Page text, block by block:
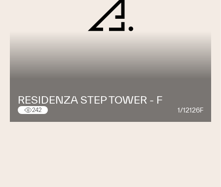
RESIDENZA STEP TOWER - F
242 1/12126F